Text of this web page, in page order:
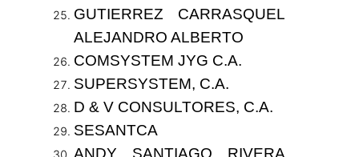
GUTIERREZ CARRASQUEL
ALEJANDRO ALBERTO
COMSYSTEM JYG C.A.
SUPERSYSTEM, C.A.
D & V CONSULTORES, C.A.
SESANTCA
ANDY SANTIAGO RIVERA